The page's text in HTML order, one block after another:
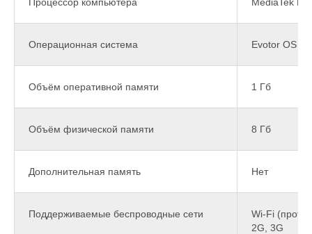
Процессор компьютера MediaTek
Операционная система Evotor OS
Объём оперативной памяти 1 Гб
Объём физической памяти 8 Гб
Дополнительная память Нет
Поддерживаемые беспроводные сети
Wi-Fi
2G, 3G